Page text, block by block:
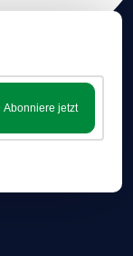
Abonniere jetzt